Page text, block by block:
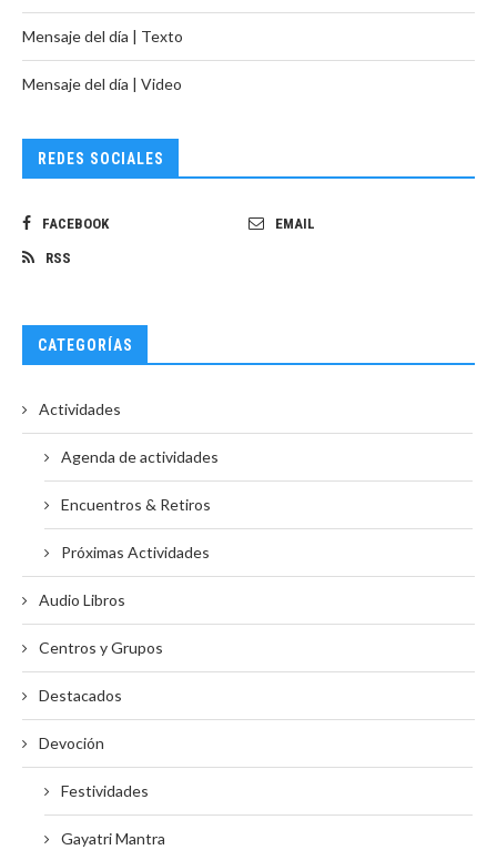
Mensaje del día | Texto
Mensaje del día | Video
REDES SOCIALES
FACEBOOK EMAIL
RSS
CATEGORÍAS
Actividades
Agenda de actividades
Encuentros & Retiros
Próximas Actividades
Audio Libros
Centros y Grupos
Destacados
Devoción
Festividades
Gayatri Mantra